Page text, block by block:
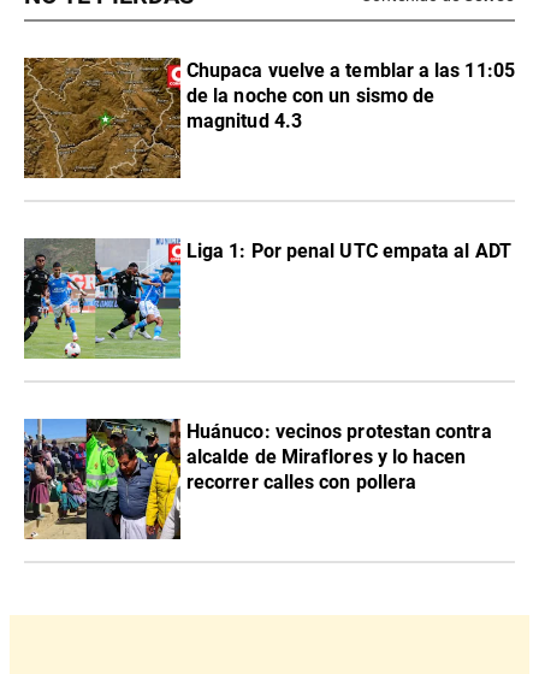
Chupaca vuelve a temblar a las 11:05
de la noche con un sismo de
magnitud 4.3
Liga 1: Por penal UTC empata al ADT
Huánuco: vecinos protestan contra
alcalde de Miraflores y lo hacen
recorrer calles con pollera